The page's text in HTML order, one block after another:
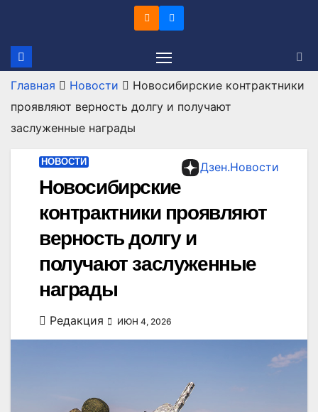
содержимому
Главная Новости
Новосибирские контрактники
проявляют верность долгу и получают
заслуженные награды
Дзен.Новости
НОВОСТИ
Новосибирские
контрактники проявляют
верность долгу и
получают заслуженные
награды
Редакция ИЮН 4, 2026